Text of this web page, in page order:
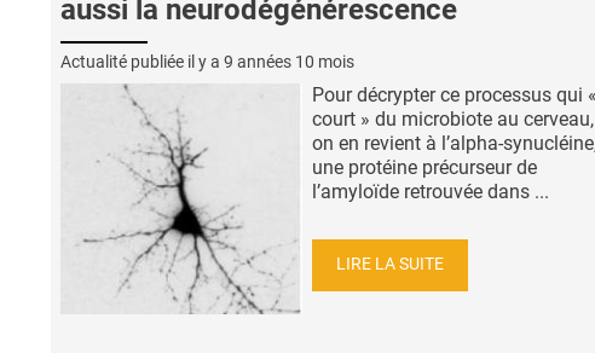
aussi la neurodégénérescence
Actualité publiée il y a 9 années 10 mois
Pour décrypter ce processus qui «
court » du microbiote au cerveau,
on en revient à l’alpha-
une protéine précurseur de
l’amyloïde retrouvée dans ...
LIRE LA SUITE